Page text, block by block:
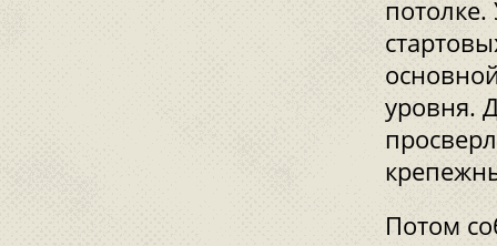
потолке.
уровня.
Потом